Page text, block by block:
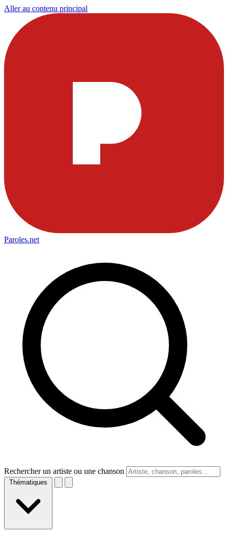
Aller au contenu principal
Paroles.net
Rechercher un artiste ou une chanson
Thématiques